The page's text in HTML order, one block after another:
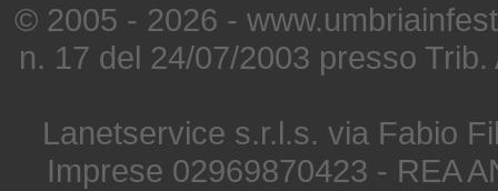
© 2005 - 2026 -
n. 17 del 24/07/2003 presso
Lanetservice s.r.l.s. via Fabio
Imprese 02969870423 - REA